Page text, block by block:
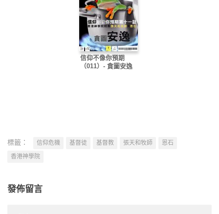
信仰不像你預期
（011）- 貪圖安逸
標籤： 信仰危機 基督徒 基督教 張天和牧師
恩石
香港神學院
發佈留言